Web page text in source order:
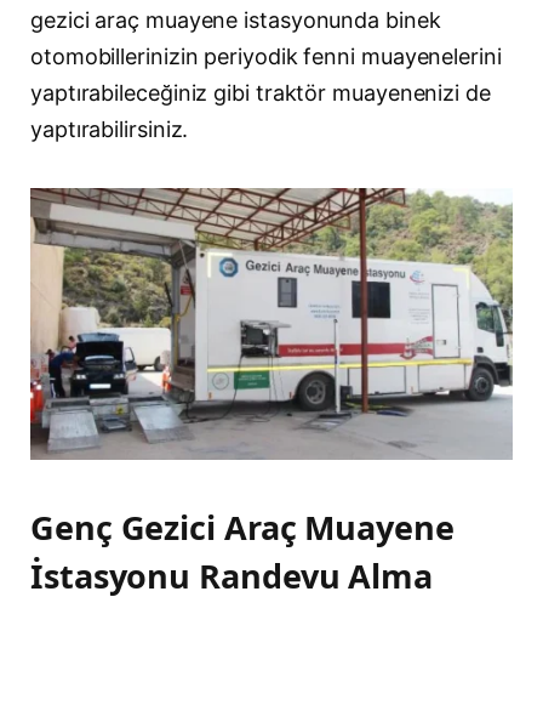
gezici araç muayene istasyonunda binek
otomobillerinizin periyodik fenni muayenelerini
yaptırabileceğiniz gibi traktör muayenenizi de
yaptırabilirsiniz.
Genç Gezici Araç Muayene
İstasyonu Randevu Alma